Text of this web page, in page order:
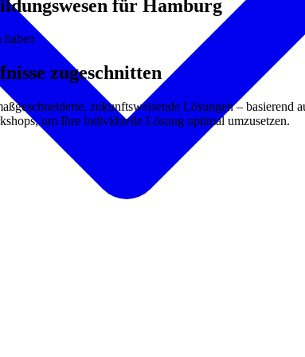
für Hamburg
haben
zugeschnitten
zukunftsweisende Lösungen –
um Ihre individuelle Lösung optimal umzusetzen.